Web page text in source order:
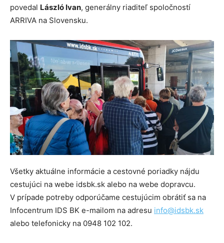
povedal László Ivan, generálny riaditeľ spoločností
ARRIVA na Slovensku.
Všetky aktuálne informácie a cestovné poriadky nájdu
cestujúci na webe idsbk.sk alebo na webe dopravcu.
V prípade potreby odporúčame cestujúcim obrátiť sa na
Infocentrum IDS BK e-mailom na adresu info@idsbk.sk
alebo telefonicky na 0948 102 102.